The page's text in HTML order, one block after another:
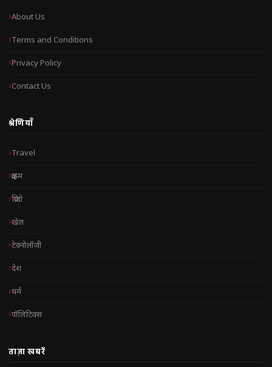
About Us
Terms and Conditions
Privacy Policy
Contact Us
श्रेणियाँ
Travel
क्राइम
क्रिप्टो
खेल
टेक्नोलॉजी
देश
धर्म
पॉलिटिक्स
ताज़ा खबरें